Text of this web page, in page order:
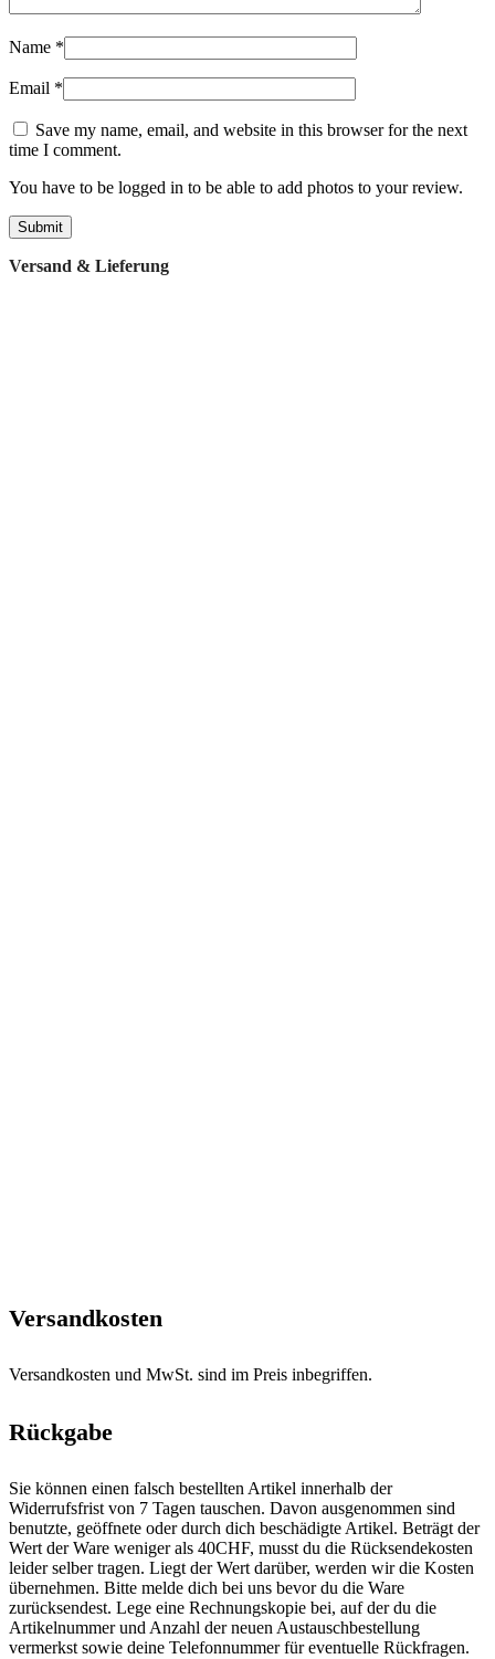
Name *
Email *
Save my name, email, and website in this browser for the next
time I comment.
You have to be logged in to be able to add photos to your review.
Versand & Lieferung
Versandkosten
Versandkosten und MwSt. sind im Preis inbegriffen.
Rückgabe
Sie können einen falsch bestellten Artikel innerhalb der
Widerrufsfrist von 7 Tagen tauschen. Davon ausgenommen sind
benutzte, geöffnete oder durch dich beschädigte Artikel. Beträgt der
Wert der Ware weniger als 40CHF, musst du die Rücksendekosten
leider selber tragen. Liegt der Wert darüber, werden wir die Kosten
übernehmen. Bitte melde dich bei uns bevor du die Ware
zurücksendest. Lege eine Rechnungskopie bei, auf der du die
Artikelnummer und Anzahl der neuen Austauschbestellung
vermerkst sowie deine Telefonnummer für eventuelle Rückfragen.